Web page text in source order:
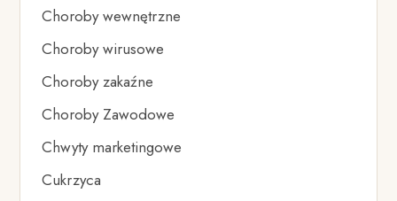
Choroby wewnętrzne
Choroby wirusowe
Choroby zakaźne
Choroby Zawodowe
Chwyty marketingowe
Cukrzyca